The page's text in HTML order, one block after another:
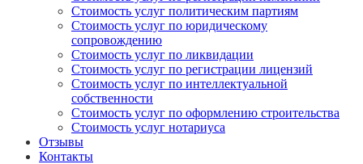
Стоимость услуг политическим партиям
Стоимость услуг по юридическому
сопровождению
Стоимость услуг по ликвидации
Стоимость услуг по регистрации лицензий
Стоимость услуг по интеллектуальной
собственности
Стоимость услуг по оформлению строительства
Стоимость услуг нотариуса
Отзывы
Контакты